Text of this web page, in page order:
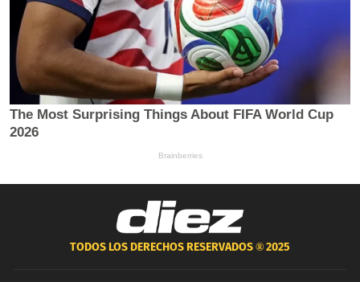
TODOS LOS DERECHOS RESERVADOS ®2025